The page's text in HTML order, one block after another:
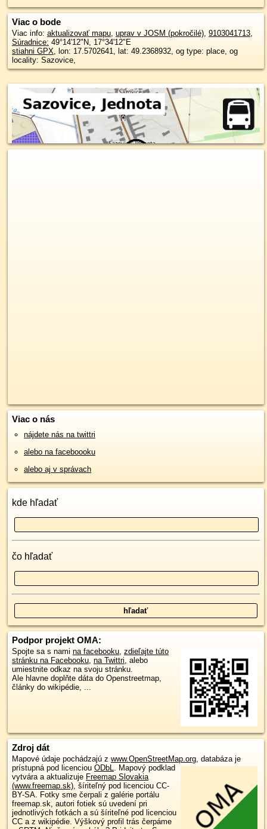
Viac o bode
Viac info: aktualizovať mapu, uprav v JOSM (pokročilé), 9103041713,
Súradnice: 49°14'12"N, 17°34'12"E
stiahni GPX, lon: 17.5702641, lat: 49.2368932, og type: place, og
locality: Sazovice,
Viac o nás
nájdete nás na twittri
alebo na faceboooku
alebo aj v správach
kde hľadať
čo hľadať
Podpor projekt OMA:
Spojte sa s nami na facebooku, zdieľajte túto
stránku na Facebooku, na Twittri, alebo
umiestnite odkaz na svoju stránku.
Ale hlavne doplňte dáta do Openstreetmap,
články do wikipédie, ...
Zdroj dát
Mapové údaje pochádzajú z www.OpenStreetMap.org, databáza je
prístupná pod licenciou ODbL. Mapový podklad
vytvára a aktualizuje Freemap Slovakia
(www.freemap.sk), šíriteľný pod licenciou CC-
BY-SA. Fotky sme čerpali z galérie portálu
freemap.sk, autori fotiek sú uvedení pri
jednotlivých fotkách a sú šíriteľné pod licenciou
CC a z wikipédie. Výškový profil trás čerpáme